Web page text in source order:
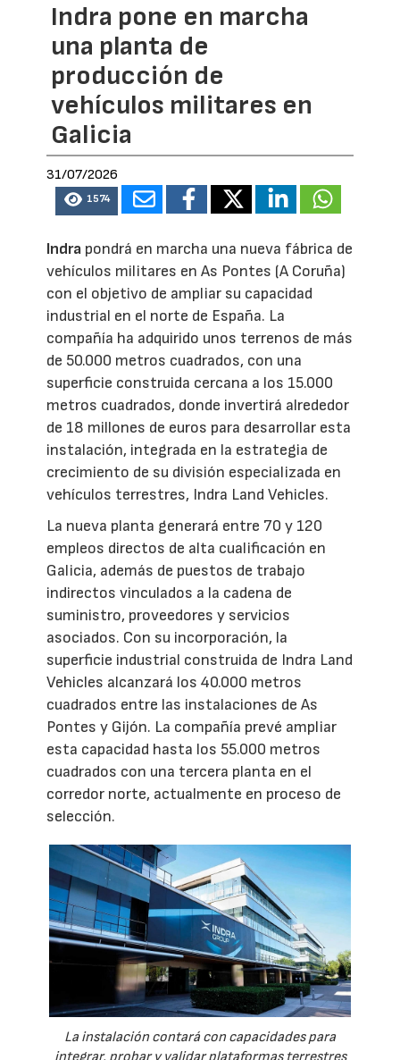
Indra pone en marcha
una planta de
producción de
vehículos militares en
Galicia
31/07/2026
1574
Indra pondrá en marcha una nueva fábrica de
vehículos militares en As Pontes (A Coruña)
con el objetivo de ampliar su capacidad
industrial en el norte de España. La
compañía ha adquirido unos terrenos de más
de 50.000 metros cuadrados, con una
superficie construida cercana a los 15.000
metros cuadrados, donde invertirá alrededor
de 18 millones de euros para desarrollar esta
instalación, integrada en la estrategia de
crecimiento de su división especializada en
vehículos terrestres, Indra Land Vehicles.
La nueva planta generará entre 70 y 120
empleos directos de alta cualificación en
Galicia, además de puestos de trabajo
indirectos vinculados a la cadena de
suministro, proveedores y servicios
asociados. Con su incorporación, la
superficie industrial construida de Indra Land
Vehicles alcanzará los 40.000 metros
cuadrados entre las instalaciones de As
Pontes y Gijón. La compañía prevé ampliar
esta capacidad hasta los 55.000 metros
cuadrados con una tercera planta en el
corredor norte, actualmente en proceso de
selección.
La instalación contará con capacidades para